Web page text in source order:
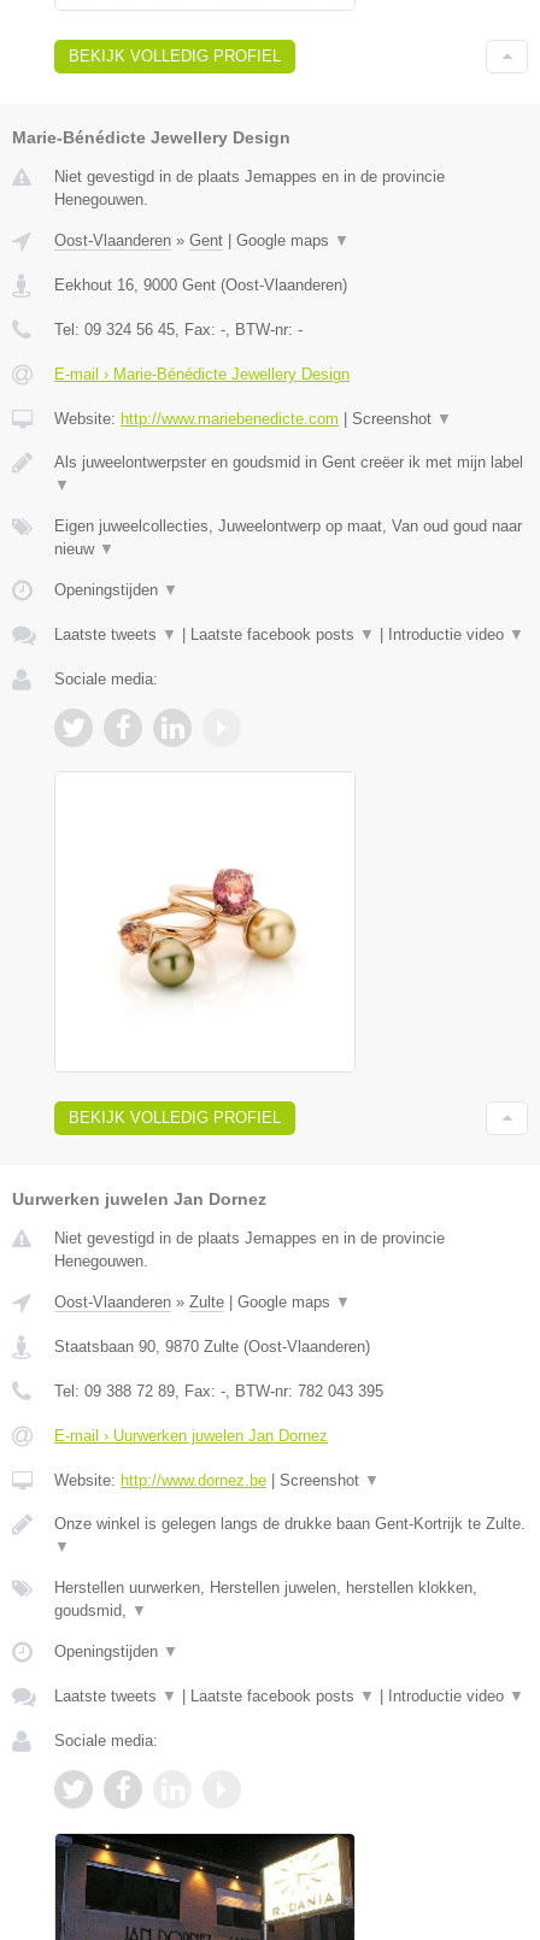
BEKIJK VOLLEDIG PROFIEL
Marie-Bénédicte Jewellery Design
Niet gevestigd in de plaats Jemappes en in de provincie
Henegouwen.
Oost-Vlaanderen » Gent Google maps ▼
Eekhout 16, 9000 Gent (Oost-Vlaanderen)
Tel: 09 324 56 45, Fax: -, BTW-nr: -
E-mail › Marie-Bénédicte Jewellery Design
Website: http://www.mariebenedicte.com Screenshot ▼
Als juweelontwerpster en goudsmid in Gent creëer ik met mijn label
▼
Eigen juweelcollecties, Juweelontwerp op maat, Van oud goud naar
nieuw ▼
Openingstijden ▼
Laatste tweets ▼ Laatste facebook posts ▼ Introductie video ▼
Sociale media:
BEKIJK VOLLEDIG PROFIEL
Uurwerken juwelen Jan Dornez
Niet gevestigd in de plaats Jemappes en in de provincie
Henegouwen.
Oost-Vlaanderen » Zulte Google maps ▼
Staatsbaan 90, 9870 Zulte (Oost-Vlaanderen)
Tel: 09 388 72 89, Fax: -, BTW-nr: 782 043 395
E-mail › Uurwerken juwelen Jan Dornez
Website: http://www.dornez.be Screenshot ▼
Onze winkel is gelegen langs de drukke baan Gent-Kortrijk te Zulte.
▼
Herstellen uurwerken, Herstellen juwelen, herstellen klokken,
goudsmid, ▼
Openingstijden ▼
Laatste tweets ▼ Laatste facebook posts ▼ Introductie video ▼
Sociale media: